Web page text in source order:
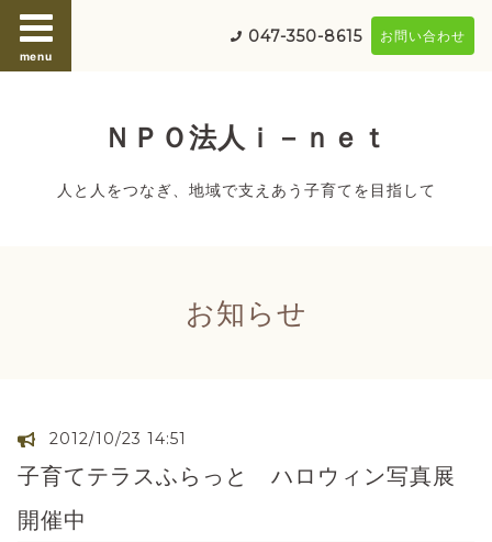
menu
047-350-8615 お問い合わせ
ＮＰＯ法人ｉ－ｎｅｔ
人と人をつなぎ、地域で支えあう子育てを目指して
お知らせ
2012/10/23 14:51
子育てテラスふらっと ハロウィン写真展
開催中